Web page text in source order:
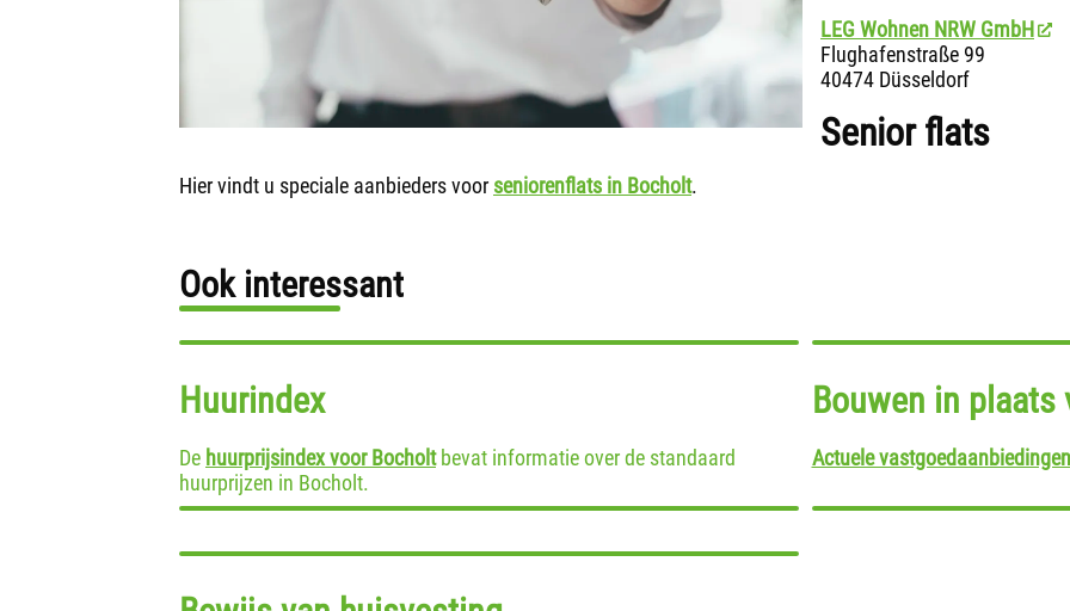
LEG Wohnen NRW GmbH
Flughafenstraße 99
40474 Düsseldorf
Senior flats
Hier vindt u speciale aanbieders voor seniorenflats in Bocholt.
Ook interessant
Huurindex
De huurprijsindex voor Bocholtbevat informatie over de standaard
huurprijzen in Bocholt.
Bouwen in plaats
Actuele